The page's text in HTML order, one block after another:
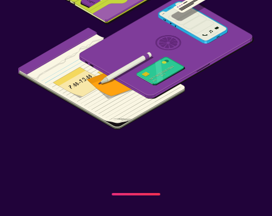
Piscina (cubierta)